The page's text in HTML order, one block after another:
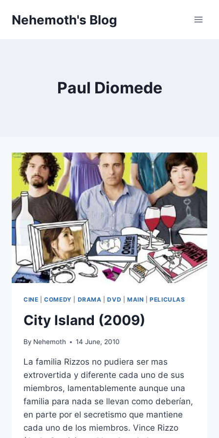
Nehemoth's Blog
Paul Diomede
CINE |COMEDY DRAMA |DVD MAIN |PELICULAS
City Island (2009)
By Nehemoth 14 June, 2010
La familia Rizzos no pudiera ser mas
extrovertida y diferente cada uno de sus
miembros, lamentablemente aunque una
familia para nada se llevan como deberían,
en parte por el secretismo que mantiene
cada uno de los miembros. Vince Rizzo